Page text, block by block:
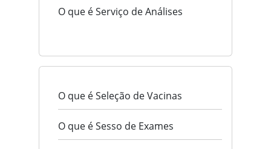
O que é Serviço de Análises
O que é Seleção de Vacinas
O que é Sesso de Exames